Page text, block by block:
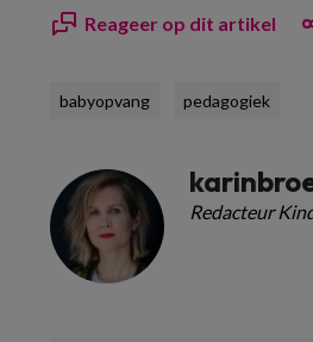
Reageer op dit artikel
babyopvang pedagogiek
Redacteur